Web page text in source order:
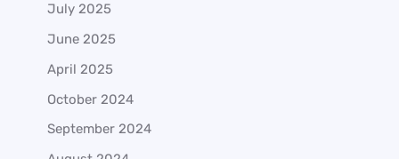
July 2025
June 2025
April 2025
October 2024
September 2024